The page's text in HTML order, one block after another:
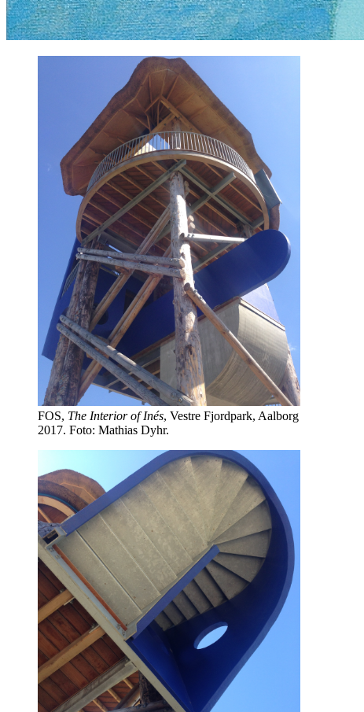
FOS, The Interior of Inés, Vestre Fjordpark, Aalborg
2017. Foto: Mathias Dyhr.